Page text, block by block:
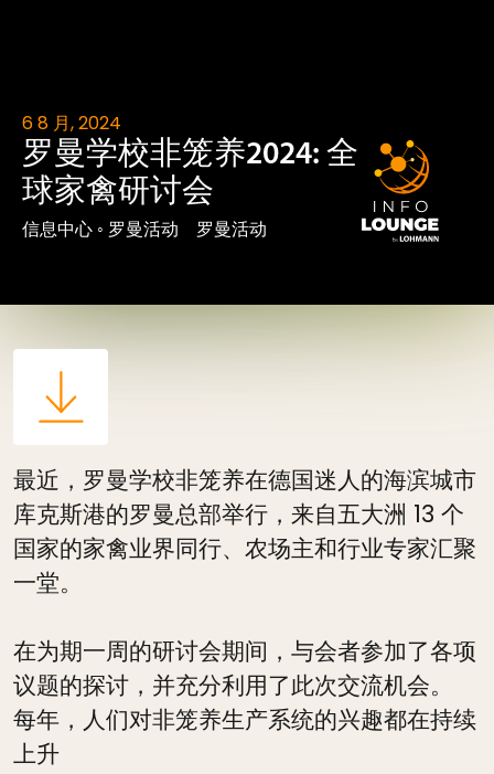
6 8 月, 2024
罗曼学校非笼养2024: 全
球家禽研讨会
信息中心 ◦ 罗曼活动 罗曼活动
最近，罗曼学校非笼养在德国迷人的海滨城市
库克斯港的罗曼总部举行，来自五大洲 13 个
国家的家禽业界同行、农场主和行业专家汇聚
一堂。
在为期一周的研讨会期间，与会者参加了各项
议题的探讨，并充分利用了此次交流机会。
每年，人们对非笼养生产系统的兴趣都在持续
上升